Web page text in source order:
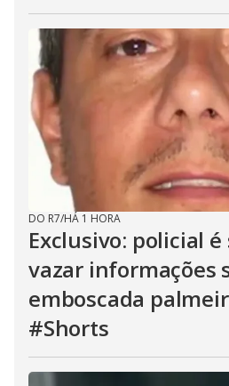
DO R7/HÁ 1 HORA
Exclusivo: policial
vazar informações
emboscada
#Shorts